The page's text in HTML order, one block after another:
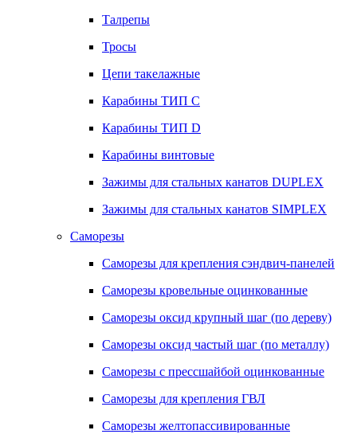
Талрепы
Тросы
Цепи такелажные
Карабины ТИП C
Карабины ТИП D
Карабины винтовые
Зажимы для стальных канатов DUPLEX
Зажимы для стальных канатов SIMPLEX
Саморезы
Саморезы для крепления сэндвич-панелей
Саморезы кровельные оцинкованные
Саморезы оксид крупный шаг (по дереву)
Саморезы оксид частый шаг (по металлу)
Саморезы с прессшайбой оцинкованные
Саморезы для крепления ГВЛ
Саморезы желтопассивированные